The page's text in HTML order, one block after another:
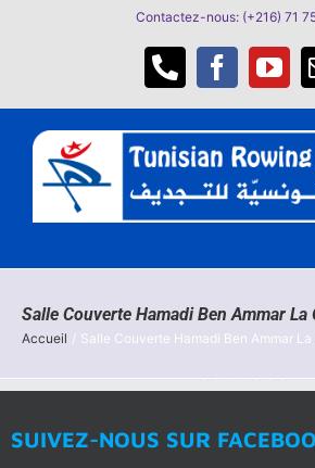
Contactez-nous: (+216) 71
Téléphone
Salle Couverte Hamadi Ben Ammar La
Accueil Salle Couverte Hamadi Ben Ammar
SUIVEZ-NOUS SUR